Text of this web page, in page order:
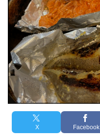
X Facebook